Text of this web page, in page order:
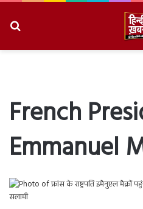
French
Emmanuel